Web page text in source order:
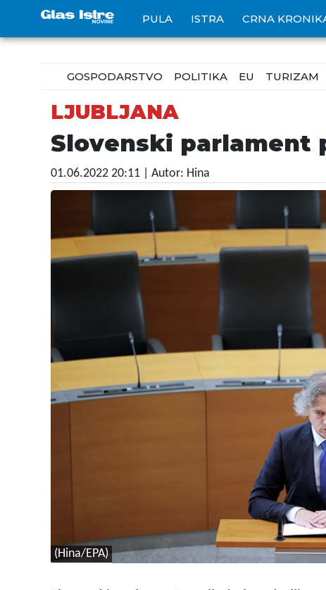
PULA ISTRA CRNA
GOSPODARSTVO POLITIKA EU TURIZAM
LJUBLJANA
Slovenski parlament
01.06.2022 20:11 | Autor: Hina
(Hina/EPA)